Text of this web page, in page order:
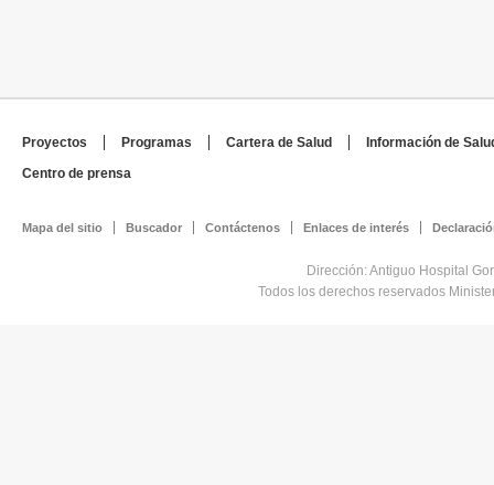
Proyectos Programas Cartera de Salud
Información de
Centro de prensa
Mapa del sitio Buscador Contáctenos Enlaces de interés
Dirección: Antiguo Hospital
Todos los derechos reservados